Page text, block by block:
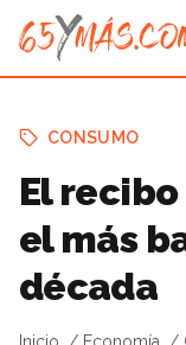
CONSUMO
El recibo
el más
década